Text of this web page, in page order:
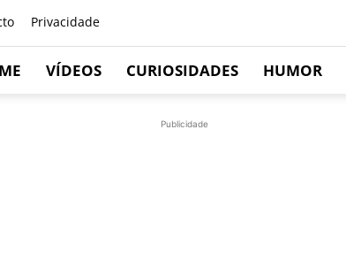
Privacidade
VÍDEOS CURIOSIDADES HUMOR
Publicidade